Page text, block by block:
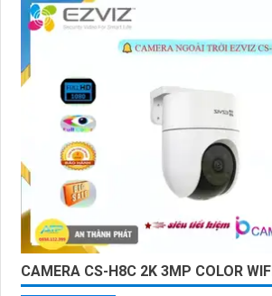
CAMERA CS-H8C 2K 3MP COLOR WIFI